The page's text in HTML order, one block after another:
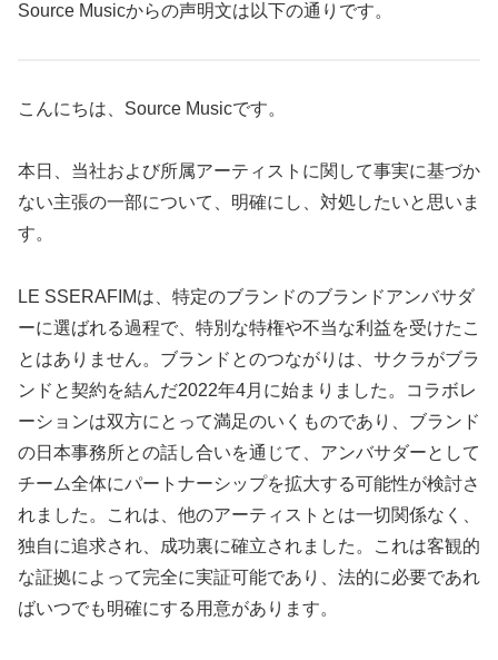
Source Musicからの声明文は以下の通りです。
こんにちは、Source Musicです。
本日、当社および所属アーティストに関して事実に基づか
ない主張の一部について、明確にし、対処したいと思いま
す。
LE SSERAFIMは、特定のブランドのブランドアンバサダ
ーに選ばれる過程で、特別な特権や不当な利益を受けたこ
とはありません。ブランドとのつながりは、サクラがブラ
ンドと契約を結んだ2022年4月に始まりました。コラボレ
ーションは双方にとって満足のいくものであり、ブランド
の日本事務所との話し合いを通じて、アンバサダーとして
チーム全体にパートナーシップを拡大する可能性が検討さ
れました。これは、他のアーティストとは一切関係なく、
独自に追求され、成功裏に確立されました。これは客観的
な証拠によって完全に実証可能であり、法的に必要であれ
ばいつでも明確にする用意があります。